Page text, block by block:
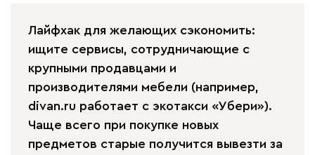
Лайфхак для желающих сэкономить:
ищите сервисы, сотрудничающие с
крупными продавцами и
производителями мебели (например,
divan.ru работает с экотакси «Убери»).
Чаще всего при покупке новых
предметов старые получится вывезти за